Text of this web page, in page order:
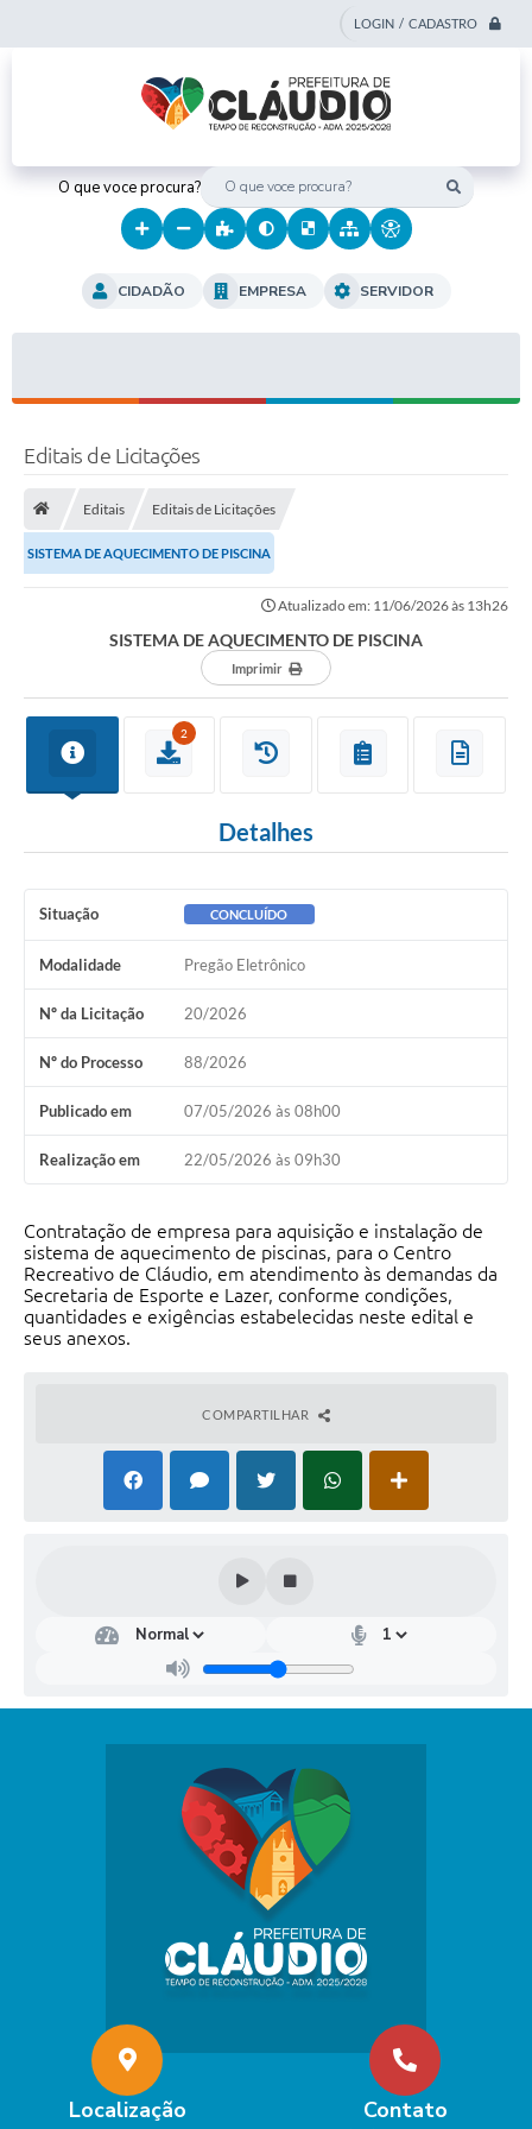
LOGIN / CADASTRO
O que voce procura?
CIDADÃO EMPRESA SERVIDOR
Editais de Licitações
Editais Editais de Licitações
SISTEMA DE AQUECIMENTO DE PISCINA
Atualizado em: 11/06/2026 às 13h26
SISTEMA DE AQUECIMENTO DE PISCINA
Imprimir
2
Detalhes
Situação CONCLUÍDO
Modalidade Pregão Eletrônico
Nº da Licitação 20/2026
Nº do Processo 88/2026
Publicado em 07/05/2026 às 08h00
Realização em 22/05/2026 às 09h30
Contratação de empresa para aquisição e instalação de
sistema de aquecimento de piscinas, para o Centro
Recreativo de Cláudio, em atendimento às demandas da
Secretaria de Esporte e Lazer, conforme condições,
quantidades e exigências estabelecidas neste edital e
seus anexos.
COMPARTILHAR
Localização Contato